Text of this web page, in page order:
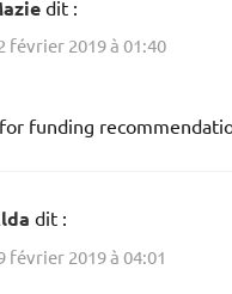
dit :
février 2019 à 01:40
funding
dit :
février 2019 à 04:01